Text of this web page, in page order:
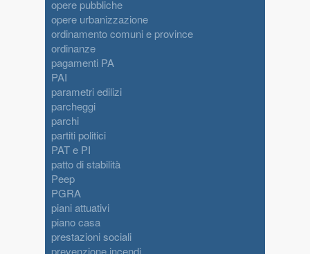
opere pubbliche
opere urbanizzazione
ordinamento comuni e province
ordinanze
pagamenti PA
PAI
parametri edilizi
parcheggi
parchi
partiti politici
PAT e PI
patto di stabilità
Peep
PGRA
piani attuativi
piano casa
prestazioni sociali
prevenzione incendi